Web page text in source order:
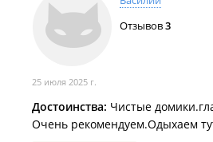
Отзывов3
25 июля 2025 г.
Достоинства: Чистые
Очень рекомендуем.Одыхаем